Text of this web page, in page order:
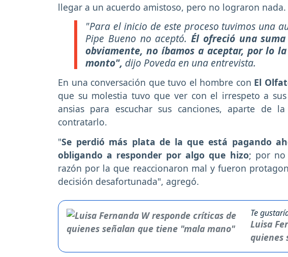
llegar a un acuerdo amistoso, pero no lograron nada.
"Para el inicio de este proceso tuvimos una
Pipe Bueno no aceptó.Él ofreció una
obviamente, no íbamos a aceptar, por lo
monto", dijo Poveda en una entrevista.
En una conversación que tuvo el hombre con El
que su molestia tuvo que ver con el irrespeto a
ansias para escuchar sus canciones, aparte de
contratarlo.
"Se perdió más plata de la que está pagando
obligando a responder por algo que hizo; por no
razón por la que reaccionaron mal y fueron
decisión desafortunada", agregó.
Te
Luisa
quienes